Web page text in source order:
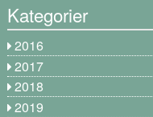
Kategorier
2016
2017
2018
2019